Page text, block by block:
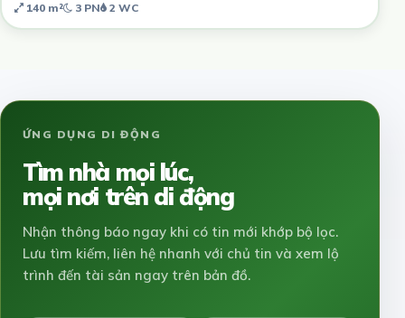
140 m² 3 PN 2 WC
ỨNG DỤNG DI ĐỘNG
Tìm nhà mọi lúc,
mọi nơi trên di động
Nhận thông báo ngay khi có tin mới khớp bộ lọc.
Lưu tìm kiếm, liên hệ nhanh với chủ tin và xem lộ
trình đến tài sản ngay trên bản đồ.